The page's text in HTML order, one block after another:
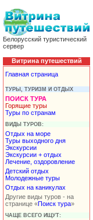
Белорусский туристический
сервер
Витрина путешествий
Главная страница
ТУРЫ, ТУРИЗМ И ОТДЫХ
ПОИСК ТУРА
Горящие туры
Туры по странам
ВИДЫ ТУРОВ:
Отдых на море
Туры выходного дня
Экскурсии
Экскурсии + отдых
Лечение, оздоровление
Детский отдых
Молодежные туры
Отдых на каникулах
Другие виды туров - на
странице «Поиск тура»
ЧАЩЕ ВСЕГО ИЩУТ: